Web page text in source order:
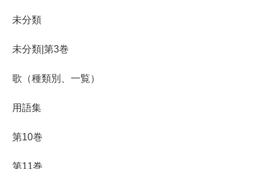
未分類
未分類|第3巻
歌（種類別、一覧）
用語集
第10巻
第11巻